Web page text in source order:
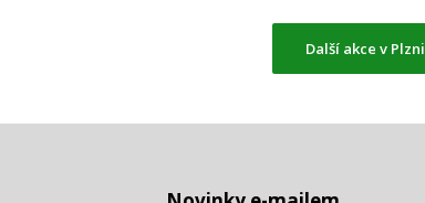
Další akce v Plzni